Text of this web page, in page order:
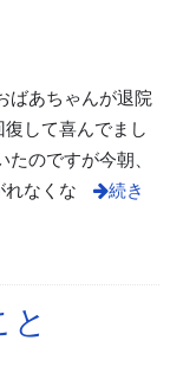
ばあちゃんが退院
して喜んでまし
のですが今朝、
れなくな
続き